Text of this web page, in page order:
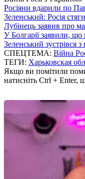
Росіяни вдарили по
Зеленський: Росія
Лубінець заявив про
У Болгарії заявили,
Зеленський зустрівся
СПЕЦТЕМА: Війна
ТЕГИ: Харьковская
Якщо ви помітили
натисніть Ctrl + Enter,